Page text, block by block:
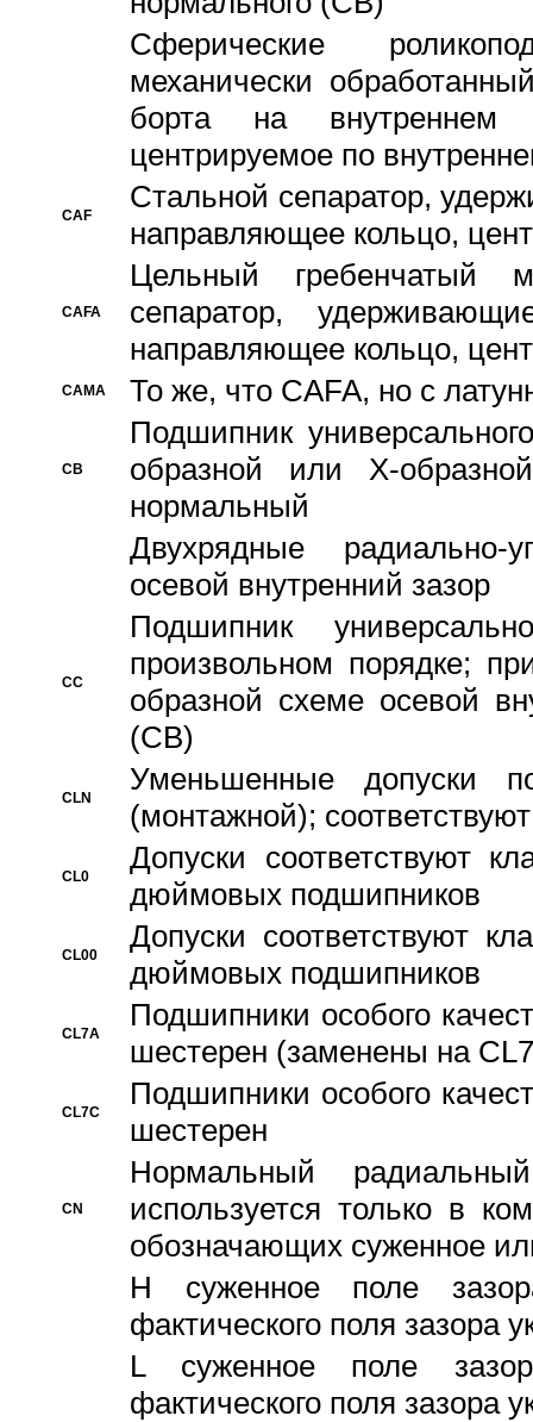
Сферические
механически
борта на внутреннем
центрируемое по
CAF
Стальной сепаратор,
направляющее кольцо,
CAFA
Цельный гребенчатый
сепаратор,
направляющее кольцо,
CAMA То же, что CAFA, но с
CB
Подшипник
образной или Х-
нормальный
Двухрядные радиально-
осевой внутренний зазор
CC
Подшипник
произвольном порядке;
образной схеме осевой
(CB)
CLN
Уменьшенные
(монтажной);
CL0
Допуски соответствуют
дюймовых подшипников
CL00
Допуски соответствуют
дюймовых подшипников
CL7A
Подшипники особого
шестерен (заменены на
CL7C
Подшипники особого
шестерен
CN
Hормальный
используется только в
обозначающих суженное
H суженное поле
фактического поля зазора
L суженное поле
фактического поля зазора